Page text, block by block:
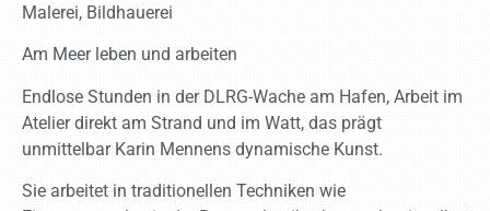
Malerei, Bildhauerei
Am Meer leben und arbeiten
Endlose Stunden in der DLRG-Wache am Hafen, Arbeit im
Atelier direkt am Strand und im Watt, das prägt
unmittelbar Karin Mennens dynamische Kunst.
Sie arbeitet in traditionellen Techniken wie